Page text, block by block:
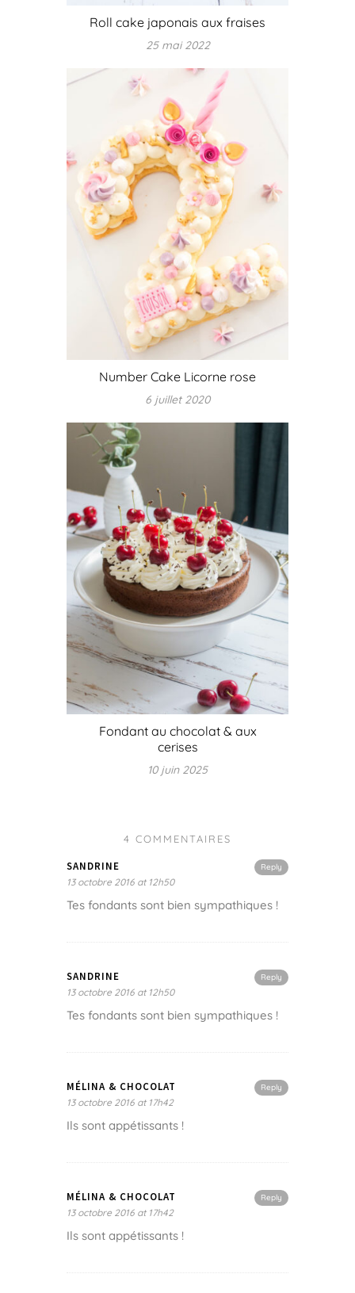
Roll cake japonais aux fraises
25 mai 2022
Number Cake Licorne rose
6 juillet 2020
Fondant au chocolat & aux
cerises
10 juin 2025
4 COMMENTAIRES
Reply
SANDRINE
13 octobre 2016 at 12h50
Tes fondants sont bien sympathiques !
Reply
SANDRINE
13 octobre 2016 at 12h50
Tes fondants sont bien sympathiques !
Reply
MÉLINA & CHOCOLAT
13 octobre 2016 at 17h42
Ils sont appétissants !
Reply
MÉLINA & CHOCOLAT
13 octobre 2016 at 17h42
Ils sont appétissants !